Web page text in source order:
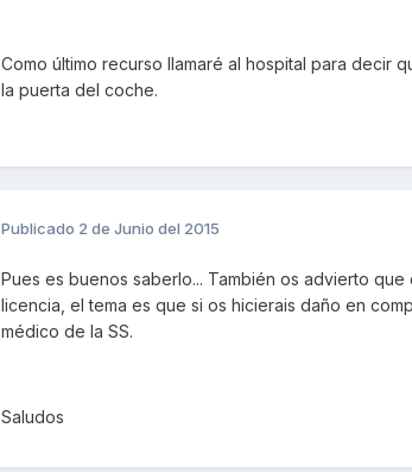
Como último recurso llamaré al hospital para decir
la puerta del coche.
Publicado 2 de Junio del 2015
Pues es buenos saberlo... También os advierto
licencia, el tema es que si os hicierais daño en
médico de la SS.
Saludos